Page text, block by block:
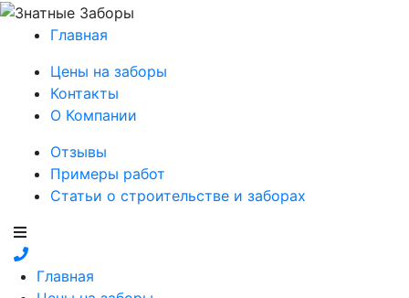
Главная
Цены на заборы
Контакты
О Компании
Отзывы
Примеры работ
Статьи о строительстве и заборах
Главная